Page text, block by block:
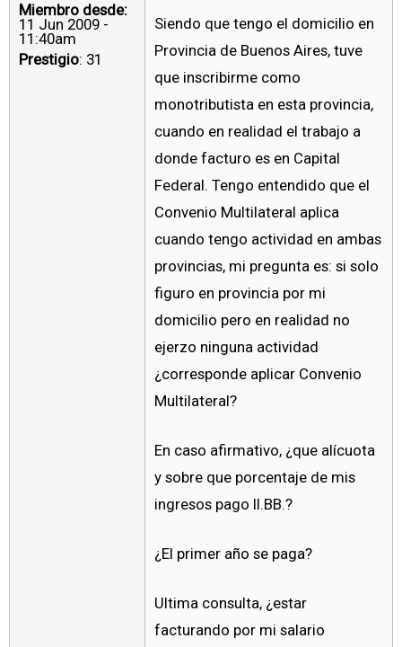
Miembro desde:
11 Jun 2009 -
11:40am
Prestigio: 31
Siendo que tengo el domicilio en
Provincia de Buenos Aires, tuve
que inscribirme como
monotributista en esta provincia,
cuando en realidad el trabajo a
donde facturo es en Capital
Federal. Tengo entendido que el
Convenio Multilateral aplica
cuando tengo actividad en ambas
provincias, mi pregunta es: si solo
figuro en provincia por mi
domicilio pero en realidad no
ejerzo ninguna actividad
¿corresponde aplicar Convenio
Multilateral?
En caso afirmativo, ¿que alícuota
y sobre que porcentaje de mis
ingresos pago II.BB.?
¿El primer año se paga?
Ultima consulta, ¿estar
facturando por mi salario